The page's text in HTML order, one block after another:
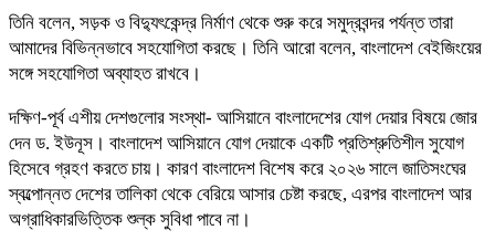
তিনি বলেন, সড়ক ও বিদ্যুৎকেন্দ্র নির্মাণ থেকে শুরু করে সমুদ্রবন্দর পর্যন্ত তারা
আমাদের বিভিন্নভাবে সহযোগিতা করছে। তিনি আরো বলেন, বাংলাদেশ বেইজিংয়ের
সঙ্গে সহযোগিতা অব্যাহত রাখবে।
দক্ষিণ-পূর্ব এশীয় দেশগুলোর সংস্থা- আসিয়ানে বাংলাদেশের যোগ দেয়ার বিষয়ে জোর
দেন ড. ইউনূস। বাংলাদেশ আসিয়ানে যোগ দেয়াকে একটি প্রতিশ্রুতিশীল সুযোগ
হিসেবে গ্রহণ করতে চায়। কারণ বাংলাদেশ বিশেষ করে ২০২৬ সালে জাতিসংঘের
স্বল্পোন্নত দেশের তালিকা থেকে বেরিয়ে আসার চেষ্টা করছে, এরপর বাংলাদেশ আর
অগ্রাধিকারভিত্তিক শুল্ক সুবিধা পাবে না।